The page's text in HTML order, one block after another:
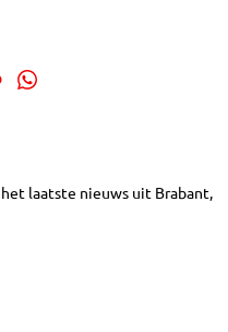
laatste nieuws uit Brabant,